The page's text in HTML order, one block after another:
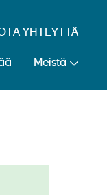
YHTEYTTÄ
Meistä